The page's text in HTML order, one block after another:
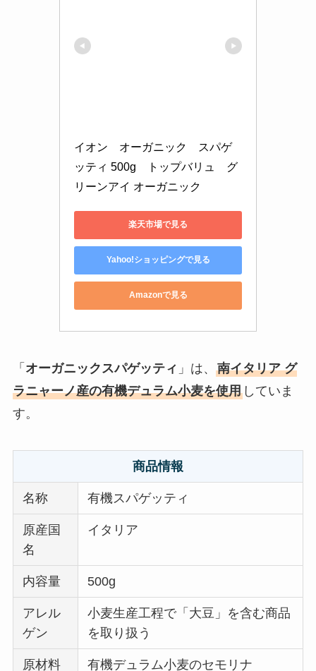
イオン　オーガニック　スパゲ
ッティ 500g　トップバリュ　グ
リーンアイ オーガニック
楽天市場で見る
Yahoo!ショッピングで見る
Amazonで見る
「 オーガニックスパゲッティ 」は、 南イタリア グ
ラニャーノ産の有機デュラム小麦を使用していま
す。
商品情報
名称 有機スパゲッティ
原産国
名
イタリア
内容量 500g
アレル
ゲン
小麦生産工程で「大豆」を含む商品
を取り扱う
原材料 有機デュラム小麦のセモリナ